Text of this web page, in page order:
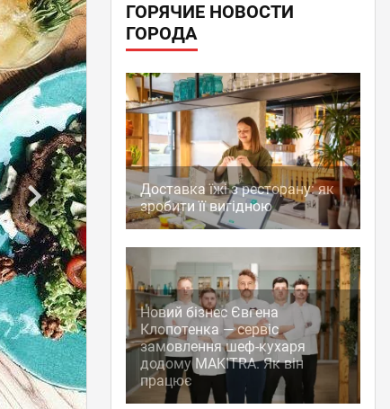
ГОРЯЧИЕ НОВОСТИ
ГОРОДА
Доставка їжі з ресторану: як
зробити її вигідною
Новий бізнес Євгена
Клопотенка — сервіс
замовлення шеф-кухаря
додому MAKITRA. Як він
працює